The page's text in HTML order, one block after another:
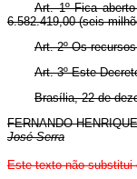
Art. 1º Fica
6.582.419,00 (seis
Art. 2º Os
Art. 3º Este
Brasília, 22 de
FERNANDO
José Serra
Este texto não substitui